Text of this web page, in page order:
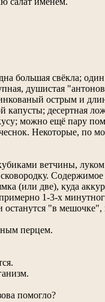
большая свёкла;
душистая
острым и
капусты; десертная
можно ещё пару
Некоторые, по
ветчины,
(или две), куда
примерно 1-3-х
останутся "в
перцем.
помогло?